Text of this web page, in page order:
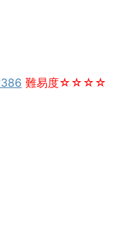
難易度☆☆☆☆